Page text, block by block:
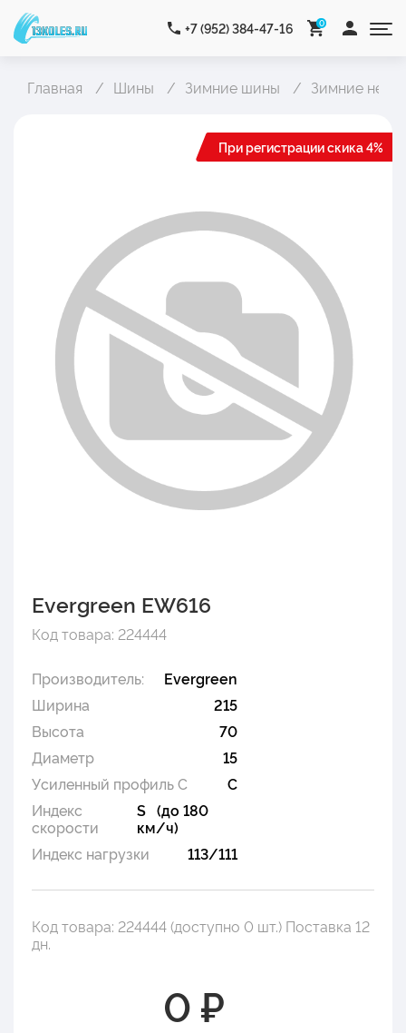
+7 (952) 384-47-16 0
Главная Шины Зимние шины Зимние
Evergreen EW616
Код товара: 224444
Производитель:
Evergreen
Ширина
215
Высота
70
Диаметр
15
Усиленный профиль C
C
Индекс
скорости
S (до 180
км/ч)
Индекс нагрузки
113/111
Код товара: 224444 (доступно 0 шт.) Поставка 12
дн.
0 ₽
При регистрации скика 4%